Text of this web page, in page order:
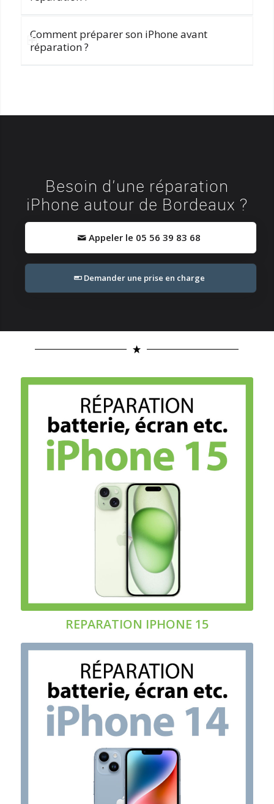
Comment préparer son iPhone avant
réparation ?
Besoin d’une réparation
iPhone autour de Bordeaux ?
Appeler le 05 56 39 83 68
Demander une prise en charge
REPARATION IPHONE 15